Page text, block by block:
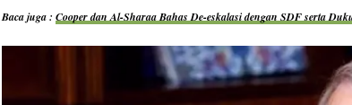
Baca juga : Cooper dan Al-Sharaa Bahas De-eskalasi dengan SDF serta